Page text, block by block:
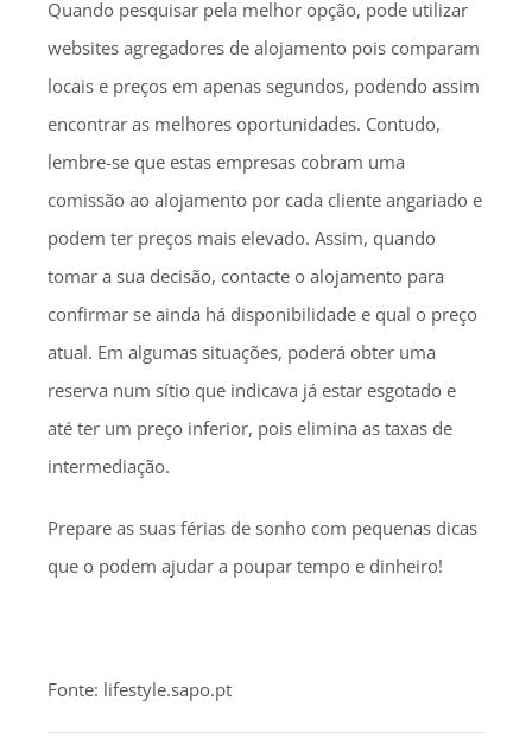
Quando pesquisar pela melhor opção, pode utilizar
websites agregadores de alojamento pois comparam
locais e preços em apenas segundos, podendo assim
encontrar as melhores oportunidades. Contudo,
lembre-se que estas empresas cobram uma
comissão ao alojamento por cada cliente angariado e
podem ter preços mais elevado. Assim, quando
tomar a sua decisão, contacte o alojamento para
confirmar se ainda há disponibilidade e qual o preço
atual. Em algumas situações, poderá obter uma
reserva num sítio que indicava já estar esgotado e
até ter um preço inferior, pois elimina as taxas de
intermediação.
Prepare as suas férias de sonho com pequenas dicas
que o podem ajudar a poupar tempo e dinheiro!
Fonte: lifestyle.sapo.pt